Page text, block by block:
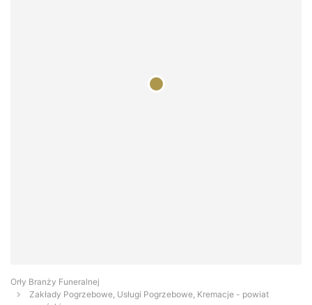
Orły Branży Funeralnej
Zakłady Pogrzebowe, Usługi Pogrzebowe, Kremacje - powiat